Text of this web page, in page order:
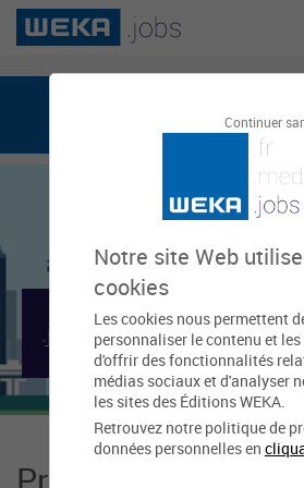
Continuer
Notre site Web
cookies
Les cookies nous permettent
personnaliser le contenu et
d'offrir des fonctionnalités
médias sociaux et d'analyser
les sites des Éditions WEKA.
Retrouvez notre politique de
données personnelles en
weka.jobs, le réseau de
Conseil
- Lot